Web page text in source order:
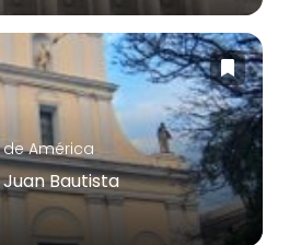
América
Bautista